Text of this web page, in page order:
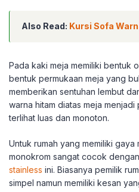
Also Read: Kursi Sofa
Pada kaki meja memiliki bentuk
bentuk permukaan meja yang
memberikan sentuhan lembut
warna hitam diatas meja
terlihat luas dan monoton.
Untuk rumah yang memiliki
monokrom sangat cocok dengan
stainless ini. Biasanya pemilik
simpel namun memiliki kesan